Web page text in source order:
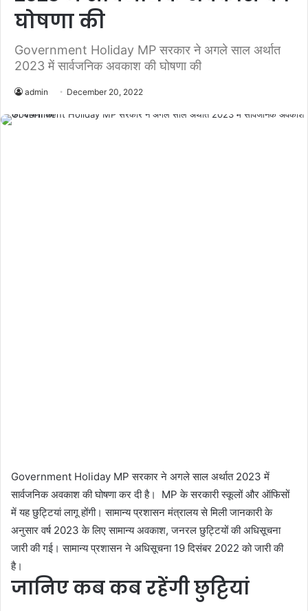
घोषणा की
Government Holiday MP सरकार ने अगले साल अर्थात
2023 में सार्वजनिक अवकाश की घोषणा की
admin December 20, 2022
Government Holiday MP सरकार ने अगले साल अर्थात 2023 में
सार्वजनिक अवकाश की घोषणा कर दी है। MP के सरकारी स्कूलों और ऑफिसों
में यह छुट्टियां लागू होंगी। सामान्य प्रशासन मंत्रालय से मिली जानकारी के
अनुसार वर्ष 2023 के लिए सामान्य अवकाश, जनरल छुट्टियों की अधिसूचना
जारी की गई। सामान्य प्रशासन ने अधिसूचना 19 दिसंबर 2022 को जारी की
है।
जानिए कब कब रहेंगी छुट्टियां